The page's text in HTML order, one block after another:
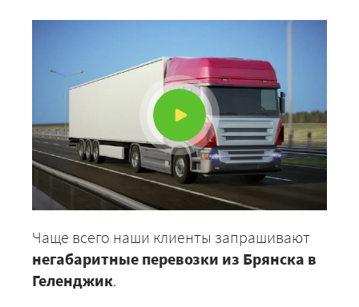
Чаще всего наши клиенты запрашивают
негабаритные перевозки из Брянска в
Геленджик.